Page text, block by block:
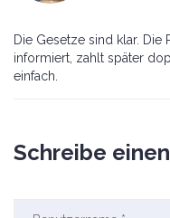
Die Gesetze sind klar. Die
informiert, zahlt später
einfach.
Schreibe